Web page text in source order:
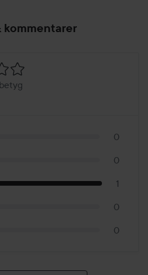
kommentarer
0
0
1
0
0